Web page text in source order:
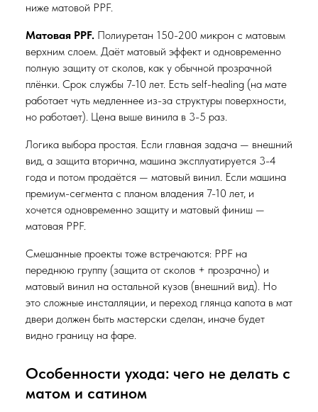
ниже матовой PPF.
Матовая PPF. Полиуретан 150-200 микрон с матовым
верхним слоем. Даёт матовый эффект и одновременно
полную защиту от сколов, как у обычной прозрачной
плёнки. Срок службы 7-10 лет. Есть self-healing (на мате
работает чуть медленнее из-за структуры поверхности,
но работает). Цена выше винила в 3-5 раз.
Логика выбора простая. Если главная задача — внешний
вид, а защита вторична, машина эксплуатируется 3-4
года и потом продаётся — матовый винил. Если машина
премиум-сегмента с планом владения 7-10 лет, и
хочется одновременно защиту и матовый финиш —
матовая PPF.
Смешанные проекты тоже встречаются: PPF на
переднюю группу (защита от сколов + прозрачно) и
матовый винил на остальной кузов (внешний вид). Но
это сложные инсталляции, и переход глянца капота в мат
двери должен быть мастерски сделан, иначе будет
видно границу на фаре.
Особенности ухода: чего не делать с
матом и сатином